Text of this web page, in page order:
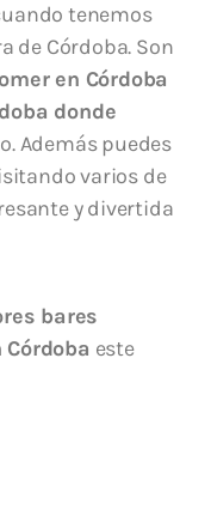
tenemos
de Córdoba. Son
en Córdoba
donde
Además puedes
varios de
y divertida
bares
este